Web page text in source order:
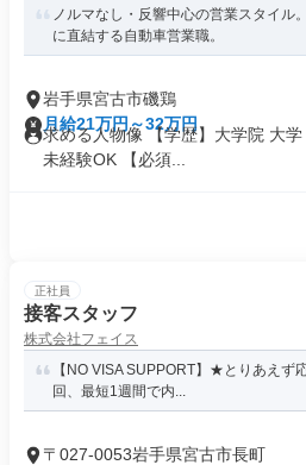
ノルマなし・反響中心の営業スタイル
に直結する自動車営業職。
岩手県宮古市磯鶏
月給21万円～32万円
求める人物像 【学歴】大学院 大
未経験OK 【必須...
正社員
接客スタッフ
株式会社フェイス
【NO VISA SUPPORT】★とりあえ
回、最短1週間で内...
〒027-0053岩手県宮古市長町